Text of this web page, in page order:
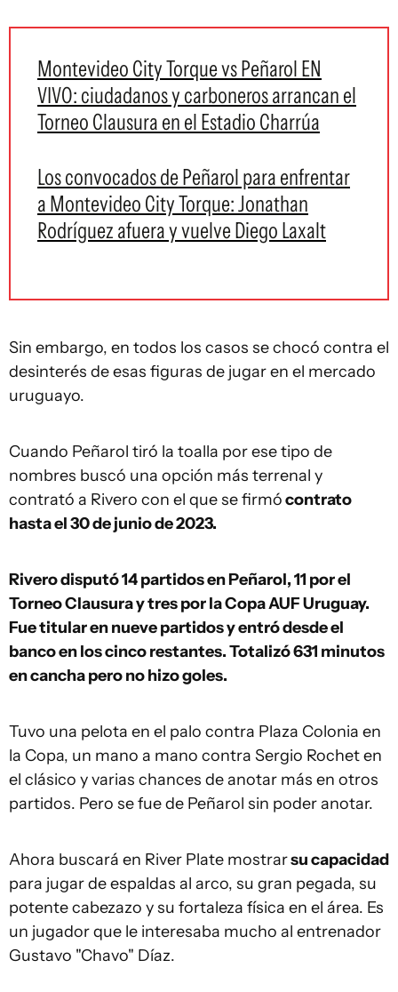
Montevideo City Torque vs Peñarol EN
VIVO: ciudadanos y carboneros arrancan el
Torneo Clausura en el Estadio Charrúa
Los convocados de Peñarol para enfrentar
a Montevideo City Torque: Jonathan
Rodríguez afuera y vuelve Diego Laxalt
Sin embargo, en todos los casos se chocó contra el
desinterés de esas figuras de jugar en el mercado
uruguayo.
Cuando Peñarol tiró la toalla por ese tipo de
nombres buscó una opción más terrenal y
contrató a Rivero con el que se firmócontrato
hasta el 30 de junio de 2023.
Rivero disputó 14 partidos en Peñarol, 11 por el
Torneo Clausura y tres por la Copa AUF Uruguay.
Fue titular en nueve partidos y entró desde el
banco en los cinco restantes. Totalizó 631 minutos
en cancha pero no hizo goles.
Tuvo una pelota en el palo contra Plaza Colonia en
la Copa, un mano a mano contra Sergio Rochet en
el clásico y varias chances de anotar más en otros
partidos. Pero se fue de Peñarol sin poder anotar.
Ahora buscará en River Plate mostrarsu capacidad
para jugar de espaldas al arco, su gran pegada, su
potente cabezazo y su fortaleza física en el área. Es
un jugador que le interesaba mucho al entrenador
Gustavo "Chavo" Díaz.